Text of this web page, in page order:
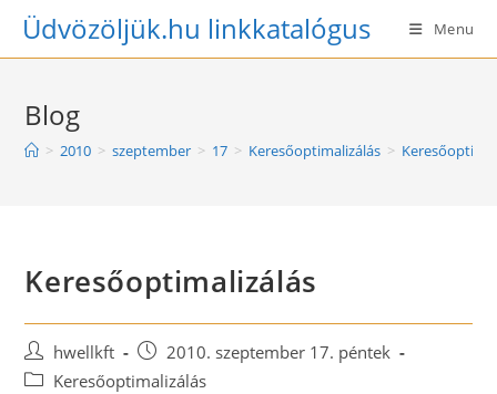
SkipÜdvözöljük.hu linkkatalógus Menu
Blog
> 2010 > szeptember > 17 > Keresőoptimalizálás >
Keresőoptimalizálás
Post
author:
hwellkft
Post
published:
2010. szeptember 17. péntek
PostKeresőoptimalizálás